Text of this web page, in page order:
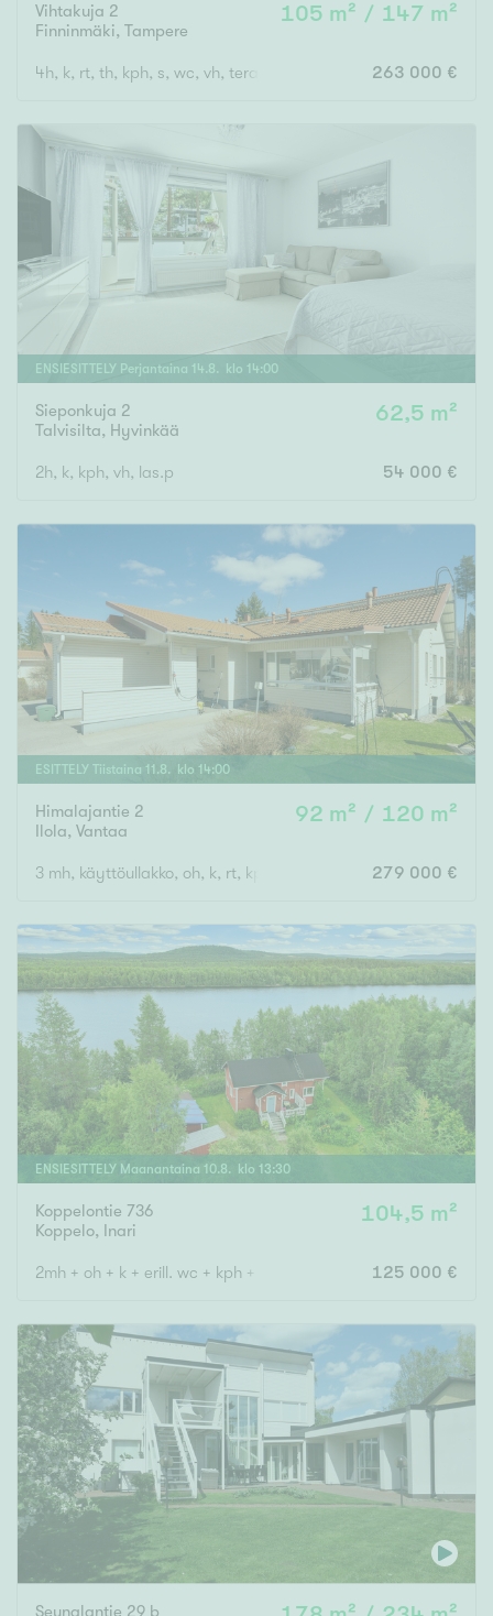
Vihtakuja 2
Finninmäki, Tampere
105 m² / 147 m²
4h, k, rt, th, kph, s, wc, vh, terassi, var, ak 263 000 €
ENSIESITTELY Perjantaina 14. 8 . klo 14:00
Sieponkuja 2
Talvisilta, Hyvinkää
62,5 m²
2h, k, kph, vh, las.p 54 000 €
ESITTELY Tiistaina 11 .8. klo 14:00
Himalajantie 2
Ilola, Vantaa
92 m² / 120 m²
3 mh, käyttöullakko, oh, k, rt, kph, s, khh, erillinen wc, vh,
279 000 €
ENSIESITTELY Maanantaina 10.8. klo 13:30
Koppelontie 736
Koppelo, Inari
104,5 m²
2mh + oh + k + erill. wc + kph + s 125 000 €
Seunalantie 29 b